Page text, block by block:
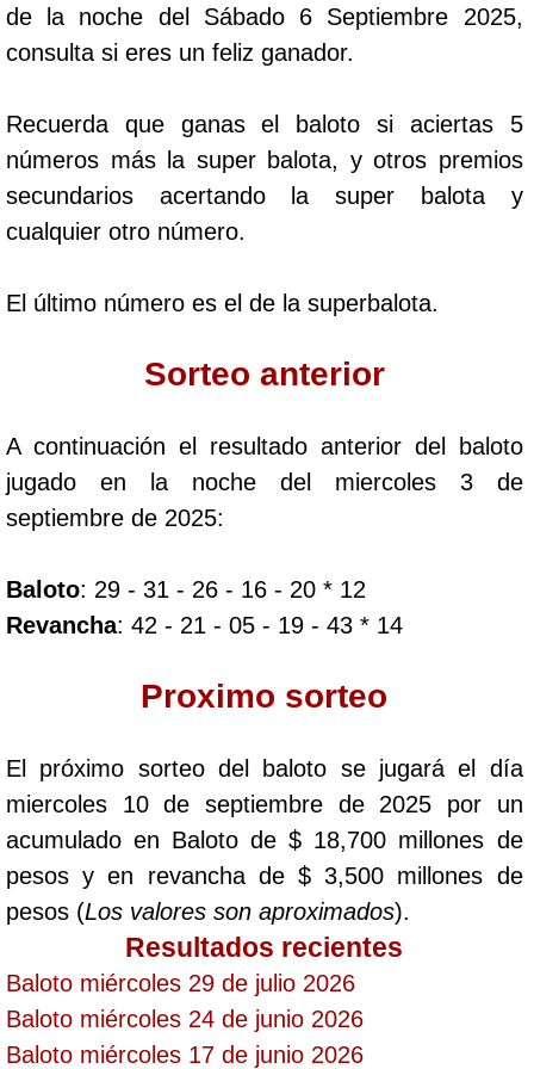
Cafeterito Tarde
Caribeña Día
Caribeña Noche
Chontico Día
Chontico Noche
Culona día
Culona noche
Dorado Mañana
Fantástica Día
Fantástica Noche
Motilon Tarde
Motilon Noche
de la noche del Sábado 6 Septiembre 2025,
consulta si eres un feliz ganador.
Recuerda que ganas el baloto si aciertas 5
números más la super balota, y otros premios
secundarios acertando la super balota y
cualquier otro número.
El último número es el de la superbalota.
Sorteo anterior
A continuación el resultado anterior del baloto
jugado en la noche del miercoles 3 de
septiembre de 2025:
Baloto: 29 - 31 - 26 - 16 - 20 * 12
Revancha: 42 - 21 - 05 - 19 - 43 * 14
Proximo sorteo
El próximo sorteo del baloto se jugará el día
miercoles 10 de septiembre de 2025 por un
acumulado en Baloto de $ 18,700 millones de
pesos y en revancha de $ 3,500 millones de
pesos (Los valores son aproximados).
Resultados recientes
Baloto miércoles 29 de julio 2026
Baloto miércoles 24 de junio 2026
Baloto miércoles 17 de junio 2026